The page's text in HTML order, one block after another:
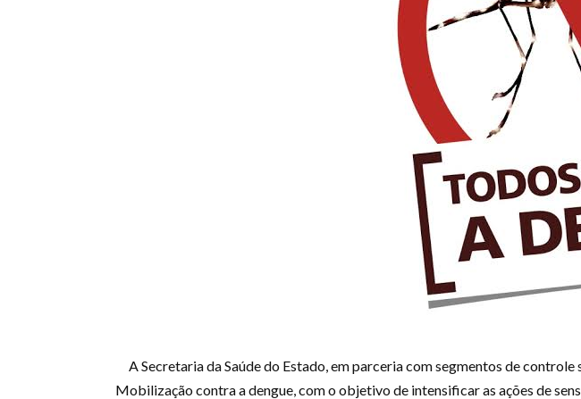
A Secretaria da Saúde do Estado, em parceria com segmentos de
Mobilização contra a dengue, com o objetivo de intensificar as ações de